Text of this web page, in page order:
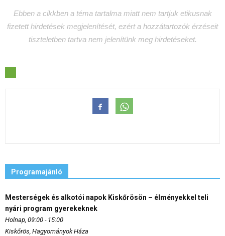
Ebben a cikkben a téma tartalma miatt nem tartjuk etikusnak
fizetett hirdetések megjelenítését, ezért a hozzátartozók érzéseit
tiszteletben tartva nem jelenítünk meg hirdetéseket.
Programajánló
Mesterségek és alkotói napok Kiskőrösön – élményekkel teli
nyári program gyerekeknek
Holnap, 09:00 - 15:00
Kiskőrös, Hagyományok Háza